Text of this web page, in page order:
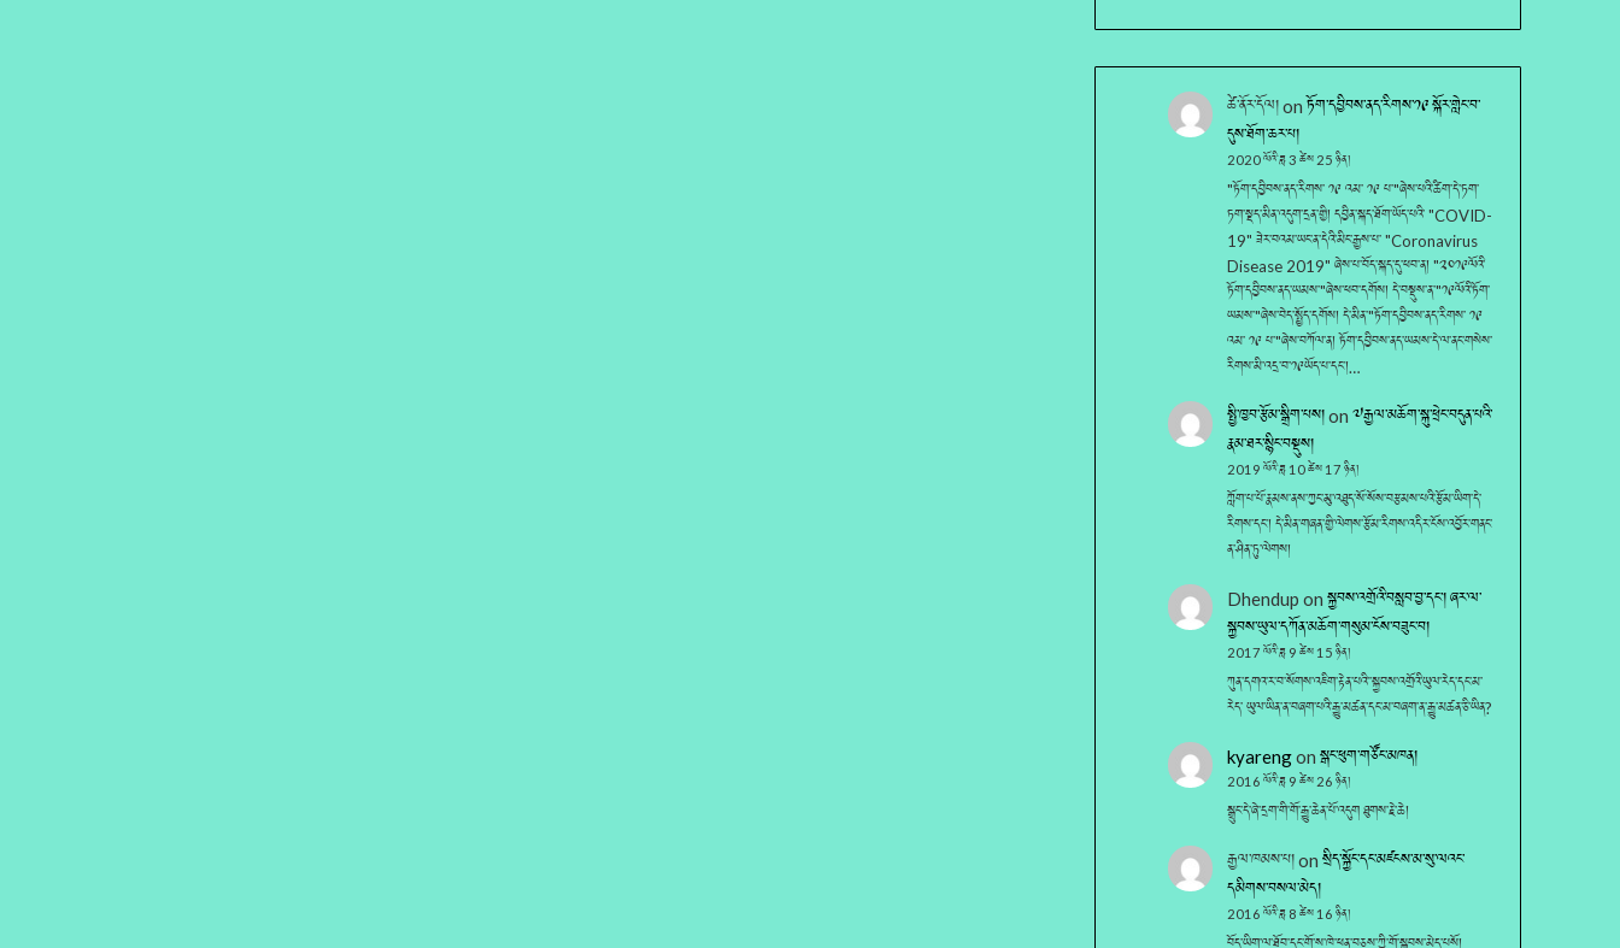
ཚེ་ནོར་དོལ།on ཏོག་དབྱིབས་ནད་རིགས་༡༩ སྐོར་གླེང་བ་
དུས་ཐོག་ཆར་པ།
2020 ལོའི་ཟླ 3 ཚེས 25 ཉིན།
"ཏོག་དབྱིབས་ནད་རིགས་ ༡༩ འམ་ ༡༩ པ་"ཞེས་པའི་ཚིག་དེ་ཏག་
ཏག་སྡད་མིན་འདུག་དྲན་གྱི། དབྱིན་སྐད་ཐོག་ཡོད་པའི་ "COVID-
19" ཟེར་བའམ་ཡང་ན་དེའི་མིང་རྒྱས་པ་ "Coronavirus
Disease 2019" ཞེས་པ་བོད་སྐད་དུ་ཕབ་ན། "༢༠༡༩ལོའི་
ཏོག་དབྱིབས་ནད་ཡམས་"ཞེས་ཕབ་དགོས། དེ་བསྡུས་ན་"༡༩ལོའི་ཏོག་
ཡམས་"ཞེས་བེད་སྤྱོད་དགོས། དེ་མིན་"ཏོག་དབྱིབས་ནད་རིགས་ ༡༩
འམ་ ༡༩ པ་"ཞེས་བཀོལ་ན། ཏོག་དབྱིབས་ནད་ཡམས་དེ་ལ་ནང་གསེས་
རིགས་མི་འདྲ་བ་༡༩ཡོད་པ་དང་།…
སྤྱི་ཁྱབ་རྩོམ་སྒྲིག་པས།on ༧རྒྱལ་མཆོག་སྐུ་ཕྲེང་བདུན་པའི་
རྣམ་ཐར་སྙིང་བསྡུས།
2019 ལོའི་ཟླ 10 ཚེས 17 ཉིན།
ཀློག་པ་པོ་རྣམས་ནས་ཀྱང་མུ་འཐུད་སོ་སོས་བརྩམས་པའི་རྩོམ་ཡིག་དེ་
རིགས་དང་། དེ་མིན་གཞན་གྱི་ལེགས་རྩོམ་རིགས་འདིར་ངོས་འབྱོར་གནང་
ན་ཤིན་ཏུ་ལེགས།
Dhendup on སྐྱབས་འགྲོའི་བསླབ་བྱ་དང༌། ཞར་ལ་
སྐྱབས་ཡུལ་དཀོན་མཆོག་གསུམ་ངོས་བཟུང་བ།
2017 ལོའི་ཟླ 9 ཚེས 15 ཉིན།
ཀུན་དགའ་ར་བ་སོགས་འཇིག་རྟེན་པའི་་སྐྱབས་འགྲོའི་ཡུལ་རེད་དང་མ་
རེད་ ཡུལ་ཡིན་ན་བཞག་པའི་རྒྱུ་མཚན་དང་མ་བཞག་ན་རྒྱུ་མཚན་ཅི་ཡིན?
kyarengon སྒང་ཕུག་གཙོང་མཁན།
2016 ལོའི་ཟླ 9 ཚེས 26 ཉིན།
སྒྲུང་དེ་ཞེ་དྲག་གི་གོ་རྒྱུ་ཆེན་པོ་འདུག ཐུགས་རྗེ་ཆེ།
རྒྱལ་ཁམས་པ།on སྲིད་སྐྱོང་དང་མཛངས་མ་སུ་ལའང་
དམིགས་བསལ་མེད།
2016 ལོའི་ཟླ 8 ཚེས 16 ཉིན།